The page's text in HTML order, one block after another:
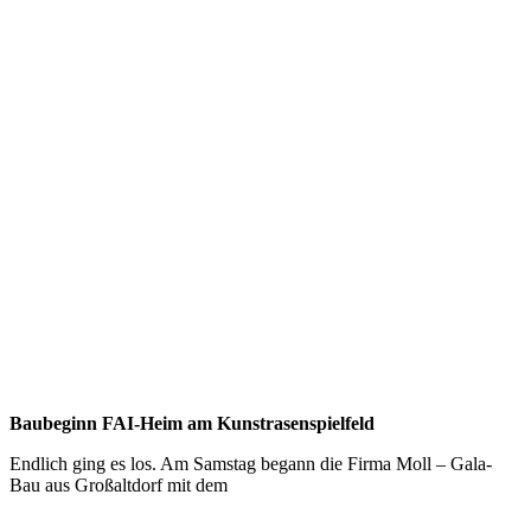
Baubeginn FAI-Heim am Kunstrasenspielfeld
Endlich ging es los. Am Samstag begann die Firma Moll – Gala-
Bau aus Großaltdorf mit dem